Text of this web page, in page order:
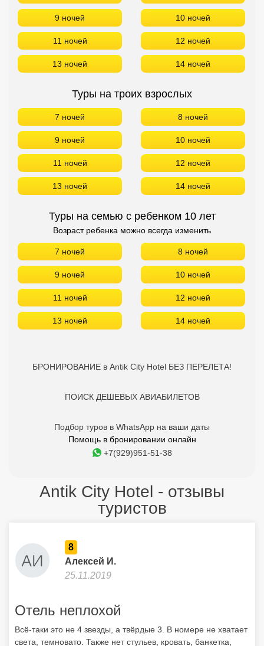
9 ночей 10 ночей
11 ночей 12 ночей
13 ночей 14 ночей
Туры на троих взрослых
7 ночей 8 ночей
9 ночей 10 ночей
11 ночей 12 ночей
13 ночей 14 ночей
Туры на семью с ребенком 10 лет
Возраст ребенка можно всегда изменить
7 ночей 8 ночей
9 ночей 10 ночей
11 ночей 12 ночей
13 ночей 14 ночей
БРОНИРОВАНИЕ в Antik City Hotel БЕЗ ПЕРЕЛЕТА!
ПОИСК ДЕШЕВЫХ АВИАБИЛЕТОВ
Подбор туров в WhatsApp на ваши даты
Помощь в бронировании онлайн
+7(929)951-51-38
Antik City Hotel - отзывы
туристов
8
Алексей И.
25.11.2019
Отель неплохой
Всё-таки это не 4 звезды, а твёрдые 3. В номере не хватает
света, темновато. Также нет стульев, кровать, банкетка,